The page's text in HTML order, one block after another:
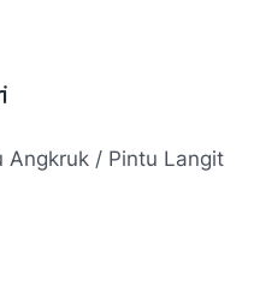
Angkruk / Pintu Langit